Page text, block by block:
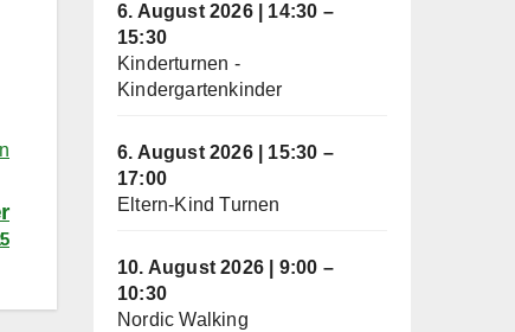
6. August 2026| 14:30 –
15:30
Kinderturnen -
Kindergartenkinder
6. August 2026| 15:30 –
17:00
Eltern-Kind Turnen
10. August 2026 9:00 –
10:30
Nordic Walking